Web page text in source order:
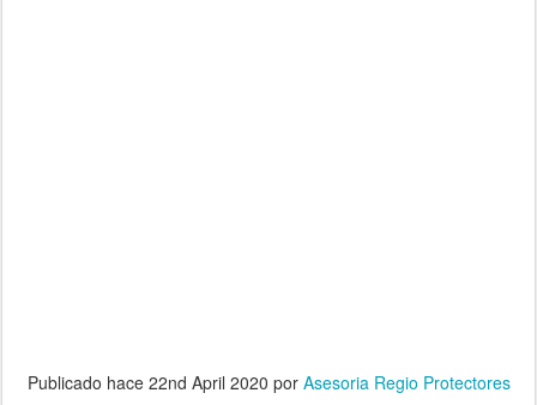
Publicado hace 22nd April 2020 por Asesoria Regio Protectores